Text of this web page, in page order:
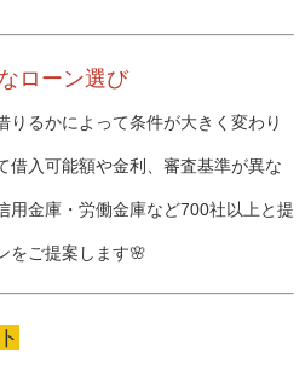
ローン選び
りるかによって条件が大きく変わり
借入可能額や金利、審査基準が異な
用金庫・労働金庫など700社以上 と提
をご提案します🌸